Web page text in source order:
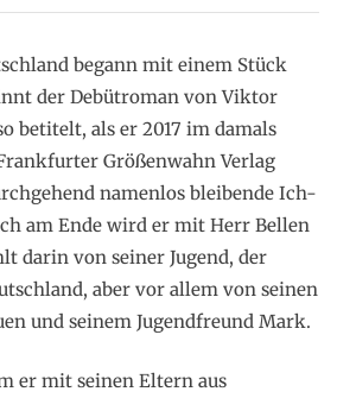
begann mit einem Stück
der Debütroman von Viktor
betitelt, als er 2017 im damals
Größenwahn Verlag
namenlos bleibende Ich-
am Ende wird er mit Herr Bellen
darin von seiner Jugend, der
aber vor allem von seinen
und seinem Jugendfreund Mark.
er mit seinen Eltern aus